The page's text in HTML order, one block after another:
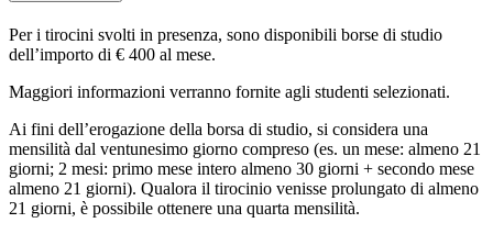
Per i tirocini svolti in presenza, sono disponibili borse di studio
dell’importo di € 400 al mese.
Maggiori informazioni verranno fornite agli studenti selezionati.
Ai fini dell’erogazione della borsa di studio, si considera una
mensilità dal ventunesimo giorno compreso (es. un mese: almeno 21
giorni; 2 mesi: primo mese intero almeno 30 giorni + secondo mese
almeno 21 giorni). Qualora il tirocinio venisse prolungato di almeno
21 giorni, è possibile ottenere una quarta mensilità.